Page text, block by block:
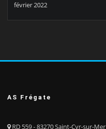
février 2022
AS Frégate
RD 559 - 83270 Saint-Cyr-sur-Mer